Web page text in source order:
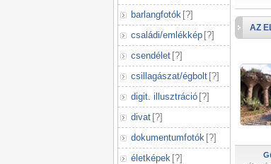
barlangfotók [?]
családi/emlékkép [?]
csendélet [?]
csillagászat/égbolt [?]
digit. illusztráció [?]
divat [?]
dokumentumfotók [?]
életképek [?]
AZ